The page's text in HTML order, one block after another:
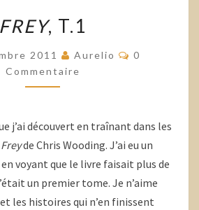
T.1
FREY, T.1
2011 Aurelio
0
Commentaire
j’ai découvert en traînant dans les
Freyde Chris Wooding. J’ai eu un
voyant que le livre faisait plus de
un premier tome. Je n’aime
les histoires qui n’en finissent